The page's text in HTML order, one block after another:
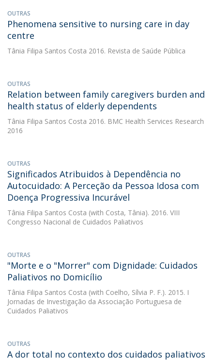
OUTRAS
Phenomena sensitive to nursing care in day
centre
Tânia Filipa Santos Costa 2016. Revista de Saúde Pública
OUTRAS
Relation between family caregivers burden and
health status of elderly dependents
Tânia Filipa Santos Costa 2016. BMC Health Services Research
2016
OUTRAS
Significados Atribuidos à Dependência no
Autocuidado: A Perceção da Pessoa Idosa com
Doença Progressiva Incurável
Tânia Filipa Santos Costa (with Costa, Tânia). 2016. VIII
Congresso Nacional de Cuidados Paliativos
OUTRAS
"Morte e o "Morrer" com Dignidade: Cuidados
Paliativos no Domicílio
Tânia Filipa Santos Costa (with Coelho, Sílvia P. F.). 2015. I
Jornadas de Investigação da Associação Portuguesa de
Cuidados Paliativos
OUTRAS
A dor total no contexto dos cuidados paliativos